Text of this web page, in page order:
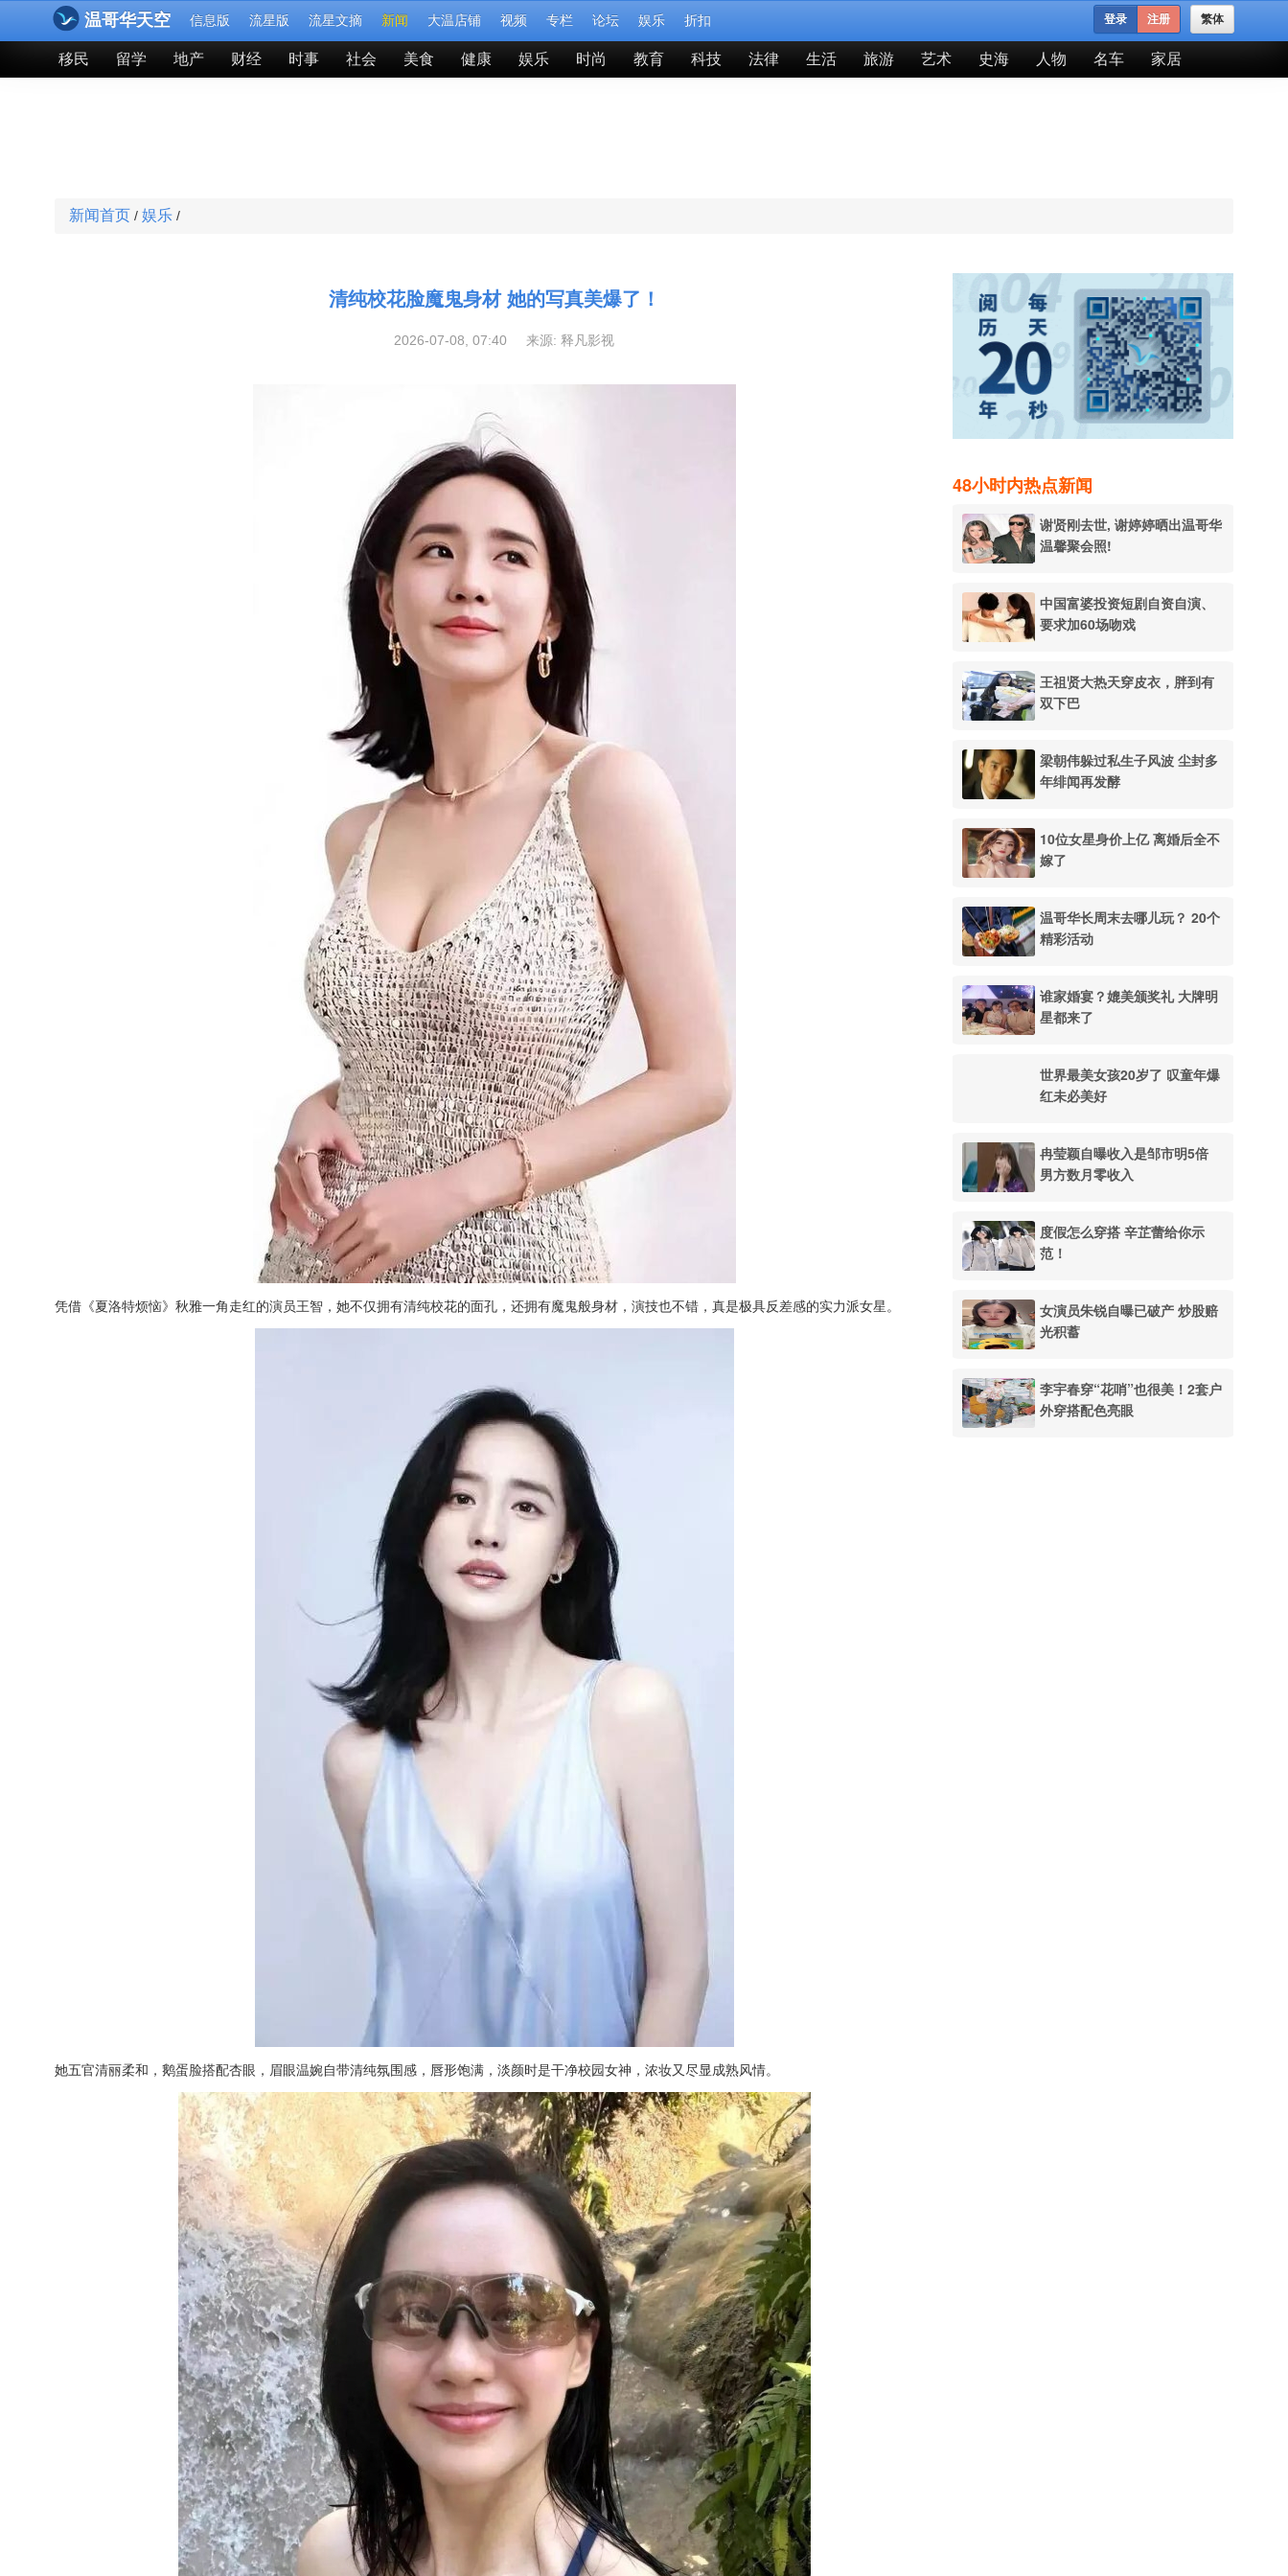
温哥华天空 信息版 流星版 流星文摘 新闻 大温店铺 视频 专栏 论坛 娱乐 折扣 繁体
登录 注册
移民 留学 地产 财经 时事 社会 美食 健康 娱乐 时尚 教育 科技 法律 生活 旅游 艺术 史海 人物 名车 家居
新闻首页 / 娱乐 /
清纯校花脸魔鬼身材 她的写真美爆了！
2026-07-08, 07:40 来源: 释凡影视
凭借《夏洛特烦恼》秋雅一角走红的演员王智，她不仅拥有清纯校花的面孔，还拥有魔鬼般身材，演技也不错，真是极具反差感的实力派女星。
她五官清丽柔和，鹅蛋脸搭配杏眼，眉眼温婉自带清纯氛围感，唇形饱满，淡颜时是干净校园女神，浓妆又尽显成熟风情。
48小时内热点新闻
谢贤刚去世, 谢婷婷晒出温哥华
温馨聚会照!
中国富婆投资短剧自资自演、
要求加60场吻戏
王祖贤大热天穿皮衣，胖到有
双下巴
梁朝伟躲过私生子风波 尘封多
年绯闻再发酵
10位女星身价上亿 离婚后全不
嫁了
温哥华长周末去哪儿玩？ 20个
精彩活动
谁家婚宴？媲美颁奖礼 大牌明
星都来了
世界最美女孩20岁了 叹童年爆
红未必美好
冉莹颖自曝收入是邹市明5倍
男方数月零收入
度假怎么穿搭 辛芷蕾给你示
范！
女演员朱锐自曝已破产 炒股赔
光积蓄
李宇春穿“花哨”也很美！2套户
外穿搭配色亮眼